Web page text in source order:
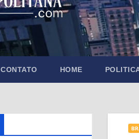
CONTATO HOME